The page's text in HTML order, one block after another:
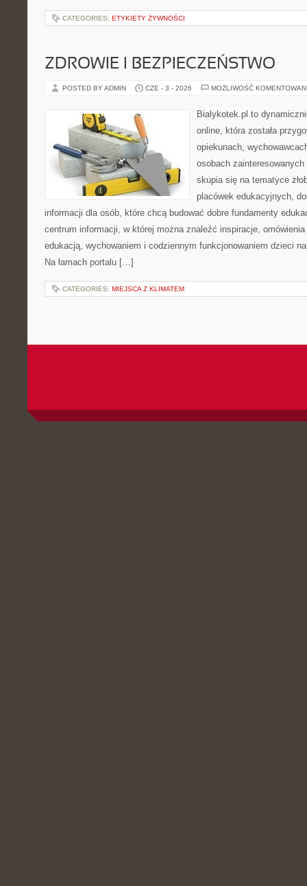
CATEGORIES: ETYKIETY ŻYWNOŚCI
ZDROWIE I BEZPIECZEŃSTWO
POSTED BY ADMIN CZE - 3 - 2026 MOŻLIWOŚĆ
Bialykotek.pl to
online, która została
opiekunach,
osobach
skupia się na tematyce
placówek edukacyjnych,
informacji dla osób, które chcą budować dobre fundamenty
centrum informacji, w której można znaleźć inspiracje,
edukacją, wychowaniem i codziennym funkcjonowaniem dzieci
Na łamach portalu […]
CATEGORIES: MIEJSCA Z KLIMATEM